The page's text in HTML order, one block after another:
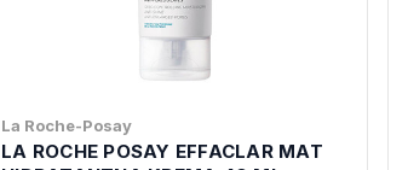
La Roche-Posay
LA ROCHE POSAY EFFACLAR MAT